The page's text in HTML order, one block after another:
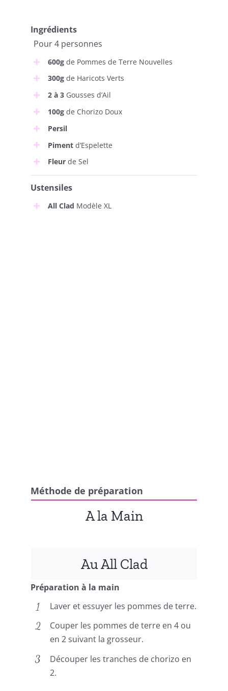
Ingrédients
Pour 4 personnes
600gde Pommes de Terre Nouvelles
300gde Haricots Verts
2 à 3Gousses d’Ail
100gde Chorizo Doux
Persil
Pimentd’Espelette
Fleurde Sel
Ustensiles
All Clad Modèle XL
Méthode de préparation
A la Main
Au All Clad
Préparation à la main
Laver et essuyer les pommes de terre.
Couper les pommes de terre en 4 ou
en 2 suivant la grosseur.
Découper les tranches de chorizo en
2.